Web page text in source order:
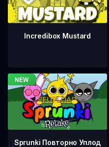
Incredibox Mustard
Sprunki Повторно Уплод